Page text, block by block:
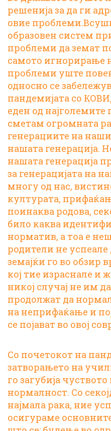
решенија за да ги
овие
образовен систем
проблеми да земат
самото игнорирање
проблеми уште
односно се
пандемијата со
еден од најголемите
сметам огромната
генерациите на
нашата генерација.
нашата генерација
за генерацијата на
многу од нас,
културата,
поинаква родова,
било каква
норматив, а тоа е
родители не
земајќи го во обзир
кој тие израснале и
никој случај не им
продолжат да
на неприфаќање и
се појават во овој
Со почетокот на
затворањето на
го загубија
нормалност. Со
најмала рака, ние
осигураме